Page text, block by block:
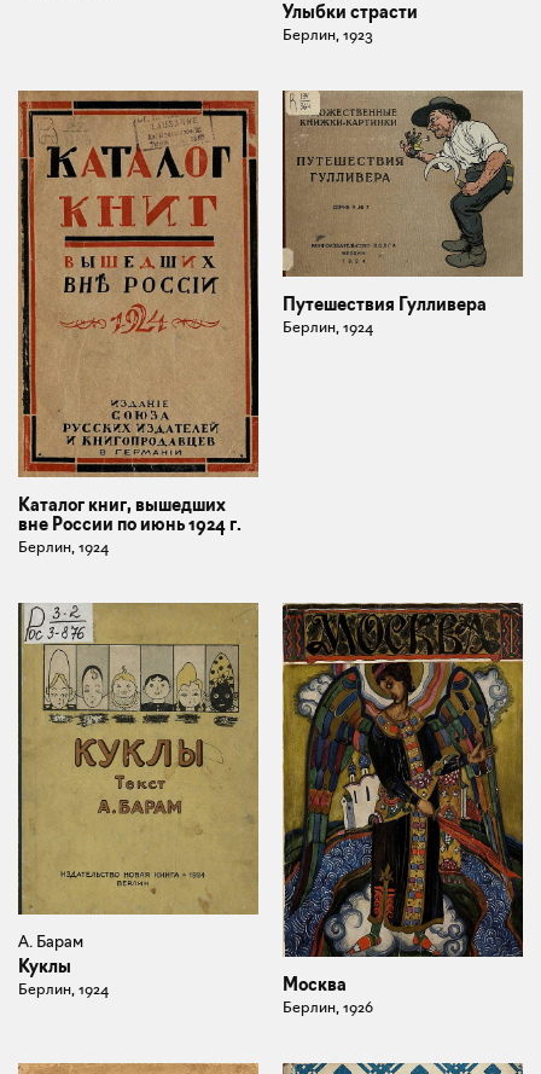
Улыбки страсти
Берлин, 1923
Каталог книг, вышедших
вне России по июнь 1924 г.
Берлин, 1924
Путешествия Гулливера
Берлин, 1924
А. Барам
Куклы
Берлин, 1924 Москва
Берлин, 1926